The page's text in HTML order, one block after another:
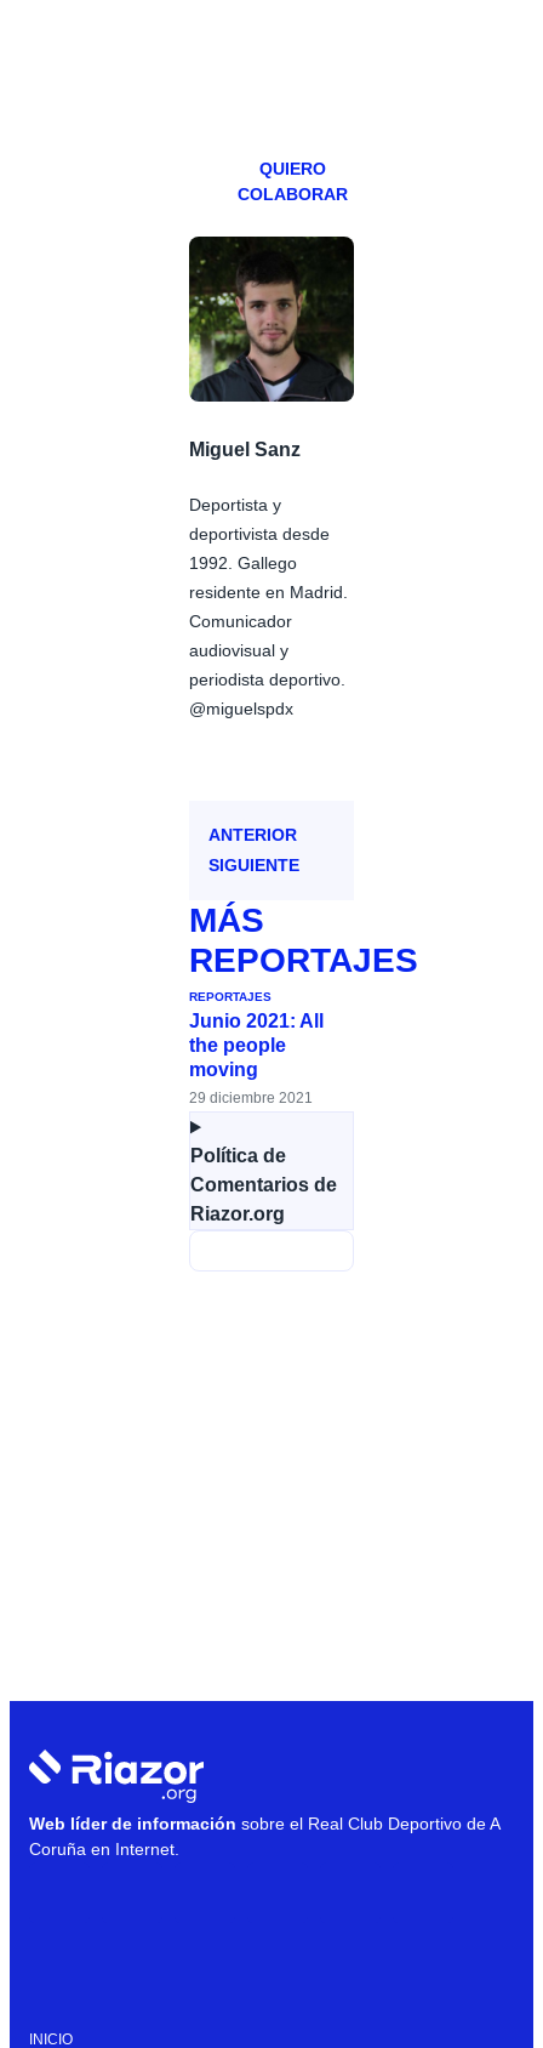
QUIERO
COLABORAR
Miguel Sanz
Deportista y
deportivista desde
1992. Gallego
residente en Madrid.
Comunicador
audiovisual y
periodista deportivo.
@miguelspdx
ANTERIOR
SIGUIENTE
MÁS
REPORTAJES
REPORTAJES
Junio 2021: All
the people
moving
29 diciembre 2021
Política de
Comentarios de
Riazor.org
Web líder de información sobre el Real Club Deportivo de A
Coruña en Internet.
INICIO